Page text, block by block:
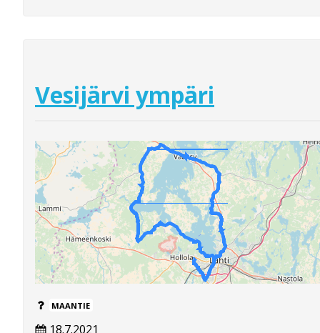
Vesijärvi ympäri
MAANTIE
18.7.2021